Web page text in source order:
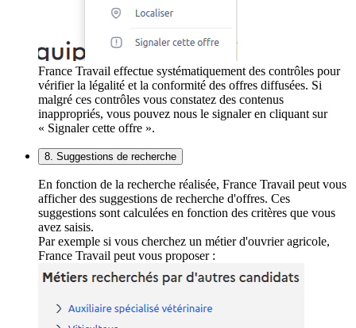
France Travail effectue systématiquement des contrôles pour
vérifier la légalité et la conformité des offres diffusées. Si
malgré ces contrôles vous constatez des contenus
inappropriés, vous pouvez nous le signaler en cliquant sur
« Signaler cette offre ».
8. Suggestions de recherche
En fonction de la recherche réalisée, France Travail peut vous
afficher des suggestions de recherche d'offres. Ces
suggestions sont calculées en fonction des critères que vous
avez saisis.
Par exemple si vous cherchez un métier d'ouvrier agricole,
France Travail peut vous proposer :